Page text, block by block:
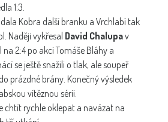
1:3.
Kobra další branku a Vrchlabí tak
Naději vykřesal David Chalupav
na 2:4 po akci Tomáše Bláhy a
se ještě snažili o tlak, ale soupeř
prázdné brány. Konečný výsledek
vítěznou sérii.
chtít rychle oklepat a navázat na